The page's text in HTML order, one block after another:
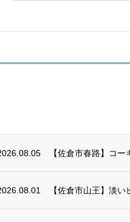
【佐倉市春路】コ
【佐倉市山王】淡